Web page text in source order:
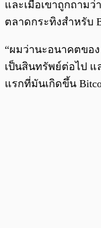
และเมื่อเขาถูกถามว่
ตลาดกระทิงสำหรับ
“ผมว่านะอนาคตขอ
เป็นสินทรัพย์ต่อไป
แรกที่มันเกิดขึ้น